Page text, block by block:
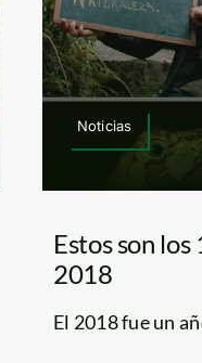
Noticias
Estos son
2018
El 2018 fue un